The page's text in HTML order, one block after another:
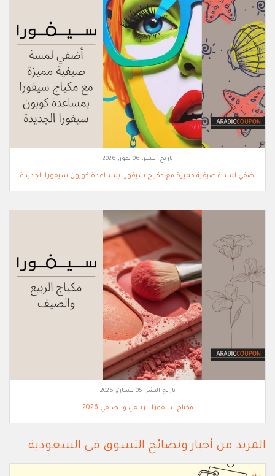
تاريخ النشر: 06 تموز, 2026
أضفي لمسة صيفية مميزة مع مكياج سيفورا بمساعدة كوبون سيفورا الجديدة
تاريخ النشر: 05 نيسان, 2026
مكياج سيفورا الربيعي والصيفي 2026
المزيد من أخبار ونصائح التسوق في السعودية